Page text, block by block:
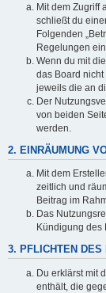
Mit dem Zugriff
schließt du
Folgenden
Regelungen
Wenn du mit
das Board
jeweils die an
Der
von beiden
werden.
2. EINRÄUMUNG
Mit dem
zeitlich und
Beitrag im
Das
Kündigung des
3. PFLICHTEN DES
Du erklärst mit
enthält, die